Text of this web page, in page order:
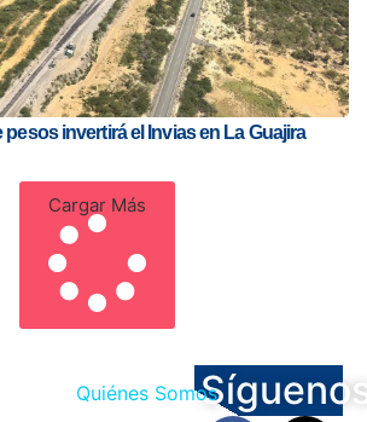
pesos invertirá el Invias en La Guajira
Cargar Más
Quiénes Somos